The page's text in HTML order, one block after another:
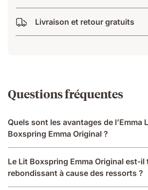
Livraison et retour gratuits
Questions fréquentes
Quels sont les avantages de l’Emma
Boxspring Emma Original ?
Le Lit Boxspring Emma Original est-il
rebondissant à cause des ressorts ?